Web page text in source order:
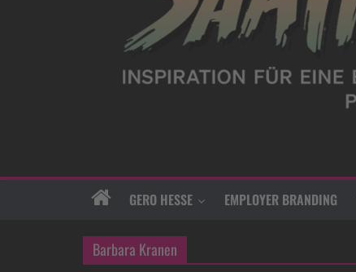
GERO HESSE EMPLOYER BRANDING
Barbara Kranen